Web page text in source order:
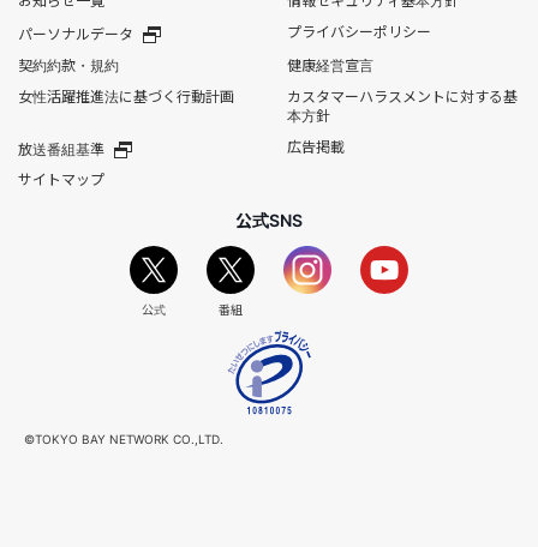
パーソナルデータ
プライバシーポリシー
契約約款・規約
健康経営宣言
女性活躍推進法に基づく行動計画
カスタマーハラスメントに対する基
本方針
放送番組基準
広告掲載
サイトマップ
公式SNS
公式 番組
©TOKYO BAY NETWORK CO.,LTD.